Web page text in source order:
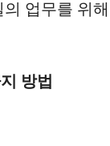
업무를 위
방법